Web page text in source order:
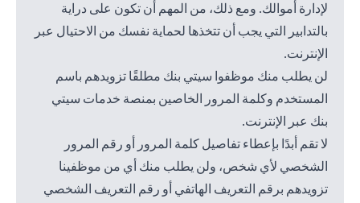
لإدارة أموالك. ومع ذلك، من المهم أن تكون على دراية
بالتدابير التي يجب أن تتخذها لحماية نفسك من الاحتيال عبر
الإنترنت.
لن يطلب منك موظفوا سيتي بنك مطلقًا تزويدهم باسم
المستخدم وكلمة المرور الخاصين بمنصة خدمات سيتي
بنك عبر الإنترنت.
لا تقم أبدًا بإعطاء تفاصيل كلمة المرور أو رقم المرور
الشخصي لأي شخص، ولن يطلب منك أي من موظفينا
تزويدهم برقم التعريف الهاتفي أو رقم التعريف الشخصي